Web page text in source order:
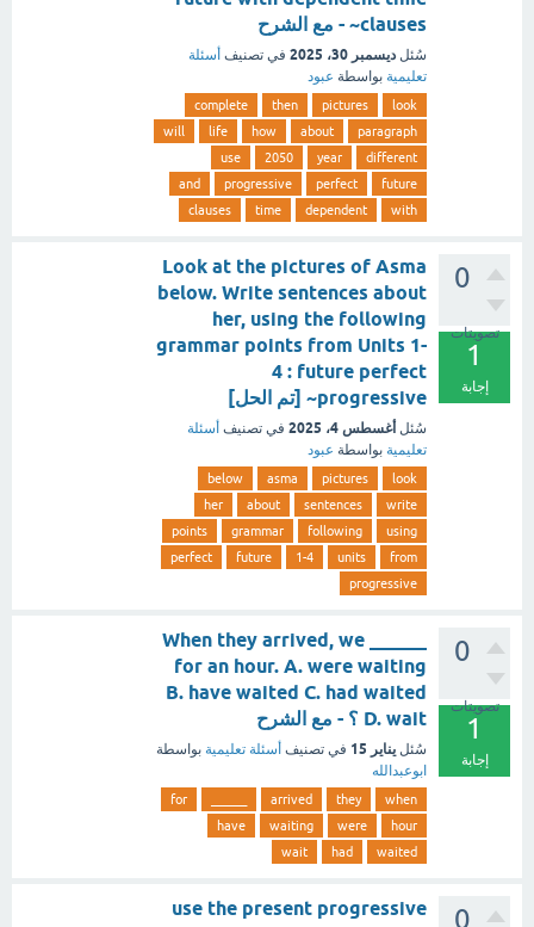
clauses~ - مع الشرح
سُئل ديسمبر 30، 2025 في تصنيف أسئلة
تعليمية بواسطة عبود
look
pictures
then
complete
paragraph
about
how
life
will
different
year
2050
use
future
perfect
progressive
and
with
dependent
time
clauses
0
تصويتات
1
إجابة
Look at the pictures of Asma
below. Write sentences about
her, using the following
grammar points from Units 1-
4 : future perfect
progressive~ [تم الحل]
سُئل أغسطس 4، 2025 في تصنيف أسئلة
تعليمية بواسطة عبود
look
pictures
asma
below
write
sentences
about
her
using
following
grammar
points
from
units
1-4
future
perfect
progressive
0
تصويتات
1
إجابة
When they arrived, we ______
for an hour. A. were waiting
B. have waited C. had waited
D. wait ؟ - مع الشرح
سُئل يناير 15 في تصنيف أسئلة تعليمية بواسطة
ابوعبدالله
when
they
arrived
for
hour
were
waiting
have
waited
had
wait
0
use the present progressive